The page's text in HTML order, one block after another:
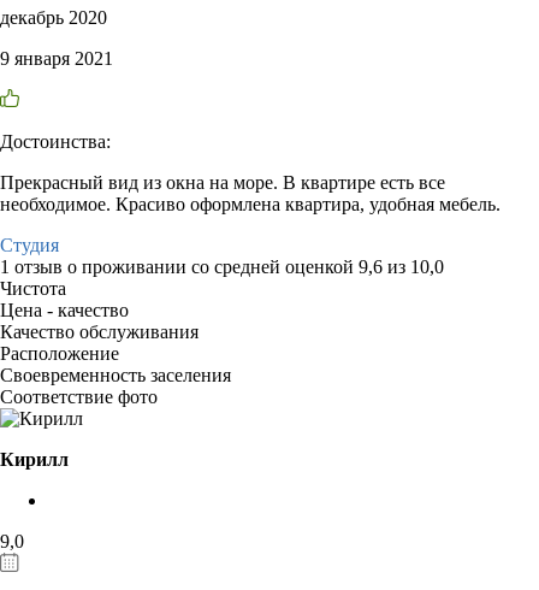
декабрь 2020
9 января 2021
Достоинства:
Прекрасный вид из окна на море. В квартире есть все
необходимое. Красиво оформлена квартира, удобная мебель.
Студия
1 отзыв о проживании со средней оценкой 9,6 из 10,0
Чистота
Цена - качество
Качество обслуживания
Расположение
Своевременность заселения
Соответствие фото
Кирилл
9,0